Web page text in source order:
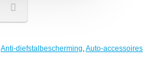
Anti-diefstalbescherming,Auto-accessoires